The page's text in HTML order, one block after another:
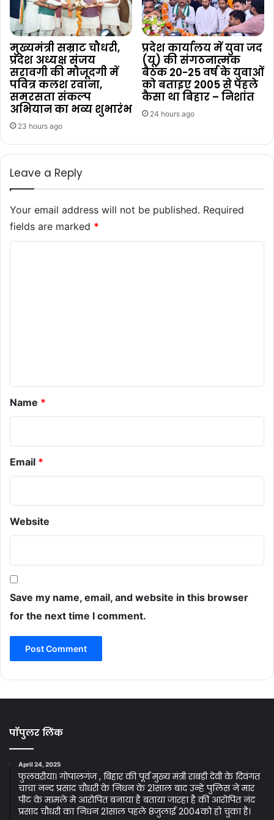
मुख्यमंत्री सम्राट चौधरी,
प्रदेश अध्यक्ष संजय
सरावगी की मौजूदगी में
पवित्र कलश रवाना,
समरसता संकल्प
अभियान का भव्य शुभारंभ
23 hours ago
प्रदेश कार्यालय में युवा जद
(यू) की संगठनात्मक
बैठक 20-25 वर्ष के युवाओं
को बताइए 2005 से पहले
कैसा था बिहार – निशांत
24 hours ago
Leave a Reply
Your email address will not be published. Required
fields are marked *
Name *
Email *
Website
Save my name, email, and website in this browser
for the next time I comment.
पॉपुलर लिंक
April 24, 2025
फुलवरीया। गोपालगंज , बिहार की पूर्व मुख्य मंत्री राबड़ी देवी के दिवंगत
चाचा नन्द प्रसाद चौधरी के निधन के 21साल बाद उन्हे पुलिस ने मार
पीट के मामले मे आरोपित बनाया है बताया जारहा है की आरोपित नंद
प्रसाद चौधरी का निधन 21साल पहले 8जुलाई 2004को हो चुका है।